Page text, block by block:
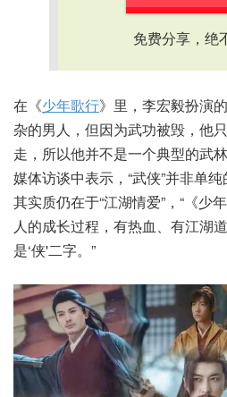
免费分享，绝
在《少年歌行》里，李宏毅扮演
杂的男人，但因为武功被毁，他
走，所以他并不是一个典型的武
媒体访谈中表示，“武侠”并非单
其实质仍在于“江湖情爱”，“《少
人的成长过程，有热血、有江湖
是‘侠'二字。”